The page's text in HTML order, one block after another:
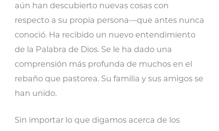
aún han descubierto nuevas cosas con
respecto a su propia persona—que antes nunca
conoció. Ha recibido un nuevo entendimiento
de la Palabra de Dios. Se le ha dado una
comprensión más profunda de muchos en el
rebaño que pastorea. Su familia y sus amigos se
han unido.
Sin importar lo que digamos acerca de los